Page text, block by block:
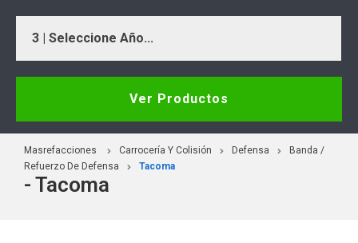
3 | Seleccione Año...
Ver Productos
Masrefacciones Carrocería Y Colisión Defensa
Banda /
Refuerzo De Defensa
Tacoma
- Tacoma